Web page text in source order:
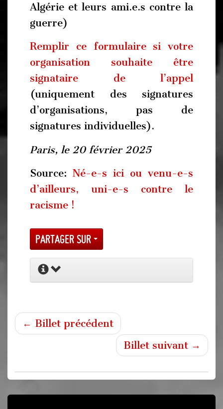
Algérie et leurs ami.e.s contre la
guerre)
Remplir ce formulaire si votre
organisation souhaite être
signataire de l’appel
(uniquement des signatures
d’organisations, pas de
signatures individuelles).
Paris, le 20 février 2025
Source: Né-e-s ici ou venu-e-s
d’ailleurs, uni-e-s contre le
racisme !
Partager sur
← Billet précédent
Billet suivant →